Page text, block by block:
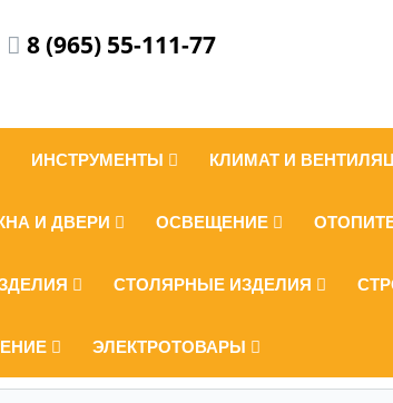
8 (965) 55-111-77
ИНСТРУМЕНТЫ КЛИМАТ И
И ДВЕРИ ОСВЕЩЕНИЕ
СТОЛЯРНЫЕ ИЗДЕЛИЯ
ЭЛЕКТРОТОВАРЫ